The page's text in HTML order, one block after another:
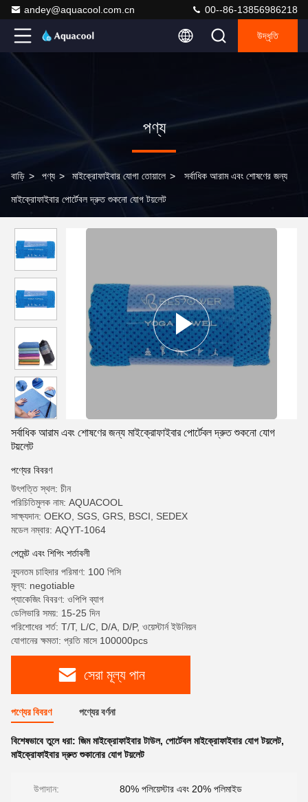
andey@aquacool.com.cn 00--86-13856986218
উদ্ধৃতি
পণ্য
বাড়ি > পণ্য > মাইক্রোফাইবার যোগা তোয়ালে > সর্বাধিক আরাম এবং শোষণের জন্য
মাইক্রোফাইবার পোর্টেবল দ্রুত শুকনো যোগ টয়লেট
সর্বাধিক আরাম এবং শোষণের জন্য মাইক্রোফাইবার পোর্টেবল দ্রুত শুকনো যোগ
টয়লেট
পণ্যের বিবরণ
উৎপত্তি স্থল: চীন
পরিচিতিমুলক নাম: AQUACOOL
সাক্ষ্যদান: OEKO, SGS, GRS, BSCI, SEDEX
মডেল নম্বার: AQYT-1064
পেমেন্ট এবং শিপিং শর্তাবলী
ন্যূনতম চাহিদার পরিমাণ: 100 পিসি
মূল্য: negotiable
প্যাকেজিং বিবরণ: ওপিপি ব্যাগ
ডেলিভারি সময়: 15-25 দিন
পরিশোধের শর্ত: T/T, L/C, D/A, D/P, ওয়েস্টার্ন ইউনিয়ন
যোগানের ক্ষমতা: প্রতি মাসে 100000pcs
সেরা মূল্য পান
পণ্যের বিবরণ পণ্যের বর্ণনা
বিশেষভাবে তুলে ধরা: জিম মাইক্রোফাইবার টাউল, পোর্টেবল মাইক্রোফাইবার যোগ টয়লেট,
মাইক্রোফাইবার দ্রুত শুকানোর যোগ টয়লেট
উপাদান: 80% পলিয়েস্টার এবং 20% পলিমাইড